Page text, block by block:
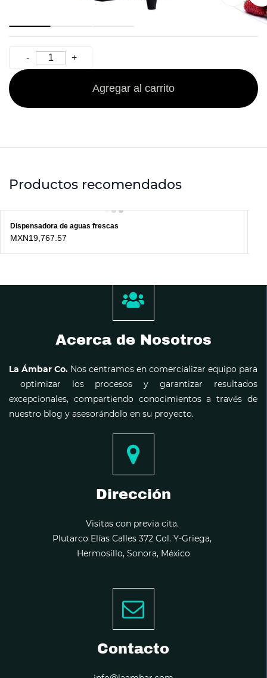
Agregar al carrito
Productos recomendados
Dispensadora de aguas frescas
MXN19,767.57
Acerca de Nosotros
La Ámbar Co. Nos centramos en comercializar equipo para
optimizar los procesos y garantizar resultados
excepcionales, compartiendo conocimientos a través de
nuestro blog y asesorándolo en su proyecto.
Dirección
Visitas con previa cita.
Plutarco Elías Calles 372 Col. Y-Griega,
Hermosillo, Sonora, México
Contacto